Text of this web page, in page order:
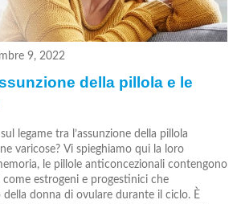
9, 2022
della pillola e le
legame tra l’assunzione della pillola
varicose? Vi spieghiamo qui la loro
le pillole anticoncezionali contengono
estrogeni e progestinici che
donna di ovulare durante il ciclo. È